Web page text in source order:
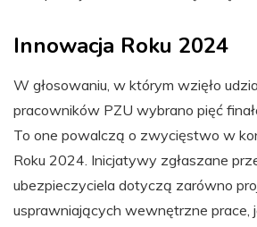
Innowacja Roku 2024
W głosowaniu, w którym wzięło
pracowników PZU wybrano pięć
To one powalczą o zwycięstwo w
Roku 2024. Inicjatywy zgłaszane
ubezpieczyciela dotyczą zarówno
usprawniających wewnętrzne prace,